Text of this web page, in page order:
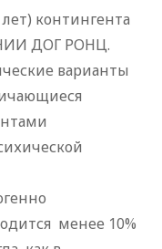
контингента
ДОГ РОНЦ.
варианты
менее 10%